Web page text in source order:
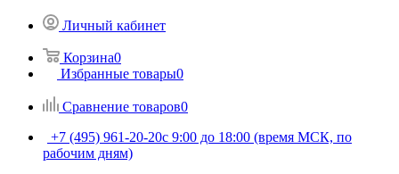
Личный кабинет
Корзина0
Избранные товары0
Сравнение товаров0
+7 (495) 961-20-20с 9:00 до 18:00 (время МСК, по
рабочим дням)